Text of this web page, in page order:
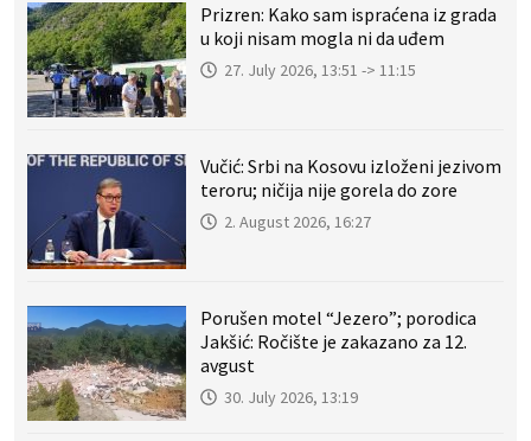
Prizren: Kako sam ispraćena iz grada
u koji nisam mogla ni da uđem
27. July 2026, 13:51 -> 11:15
Vučić: Srbi na Kosovu izloženi jezivom
teroru; ničija nije gorela do zore
2. August 2026, 16:27
Porušen motel “Jezero”; porodica
Jakšić: Ročište je zakazano za 12.
avgust
30. July 2026, 13:19